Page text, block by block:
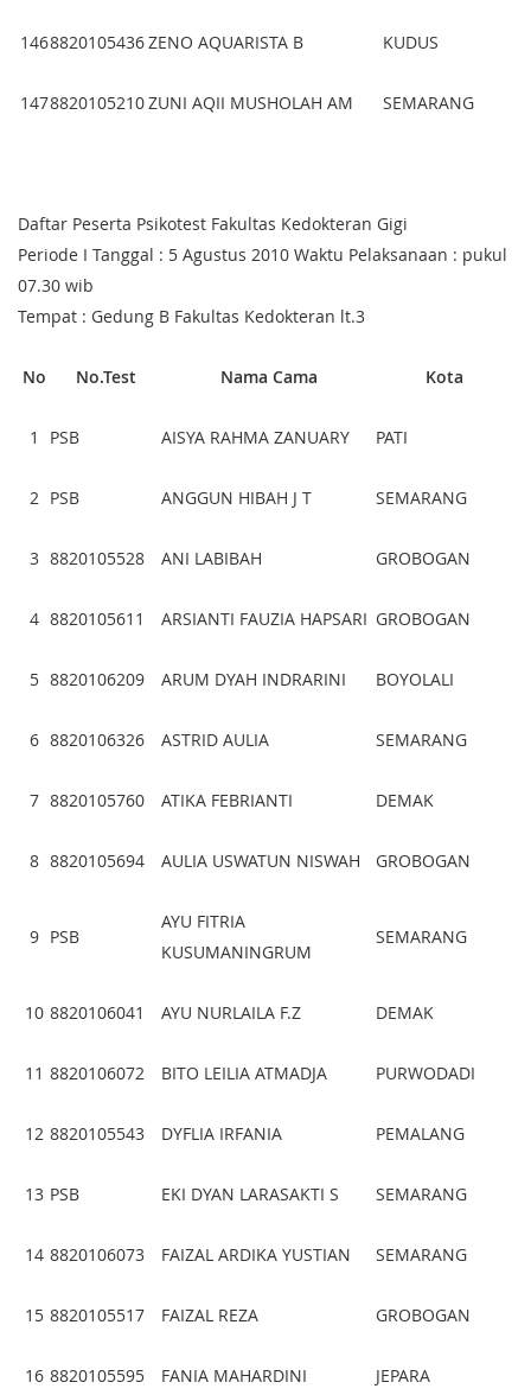
1468820105436ZENO AQUARISTA B KUDUS
1478820105210ZUNI AQII MUSHOLAH AM SEMARANG
Daftar Peserta Psikotest Fakultas Kedokteran Gigi
Periode I Tanggal : 5 Agustus 2010 Waktu Pelaksanaan : pukul
07.30 wib
Tempat : Gedung B Fakultas Kedokteran lt.3
No No.Test Nama Cama Kota
1 PSB AISYA RAHMA ZANUARY PATI
2 PSB ANGGUN HIBAH J T SEMARANG
3 8820105528 ANI LABIBAH GROBOGAN
4 8820105611 ARSIANTI FAUZIA HAPSARI GROBOGAN
5 8820106209 ARUM DYAH INDRARINI BOYOLALI
6 8820106326 ASTRID AULIA SEMARANG
7 8820105760 ATIKA FEBRIANTI DEMAK
8 8820105694 AULIA USWATUN NISWAH GROBOGAN
9 PSB
AYU FITRIA
KUSUMANINGRUM
SEMARANG
10 8820106041 AYU NURLAILA F.Z DEMAK
11 8820106072 BITO LEILIA ATMADJA PURWODADI
12 8820105543 DYFLIA IRFANIA PEMALANG
13 PSB EKI DYAN LARASAKTI S SEMARANG
14 8820106073 FAIZAL ARDIKA YUSTIAN SEMARANG
15 8820105517 FAIZAL REZA GROBOGAN
16 8820105595 FANIA MAHARDINI JEPARA